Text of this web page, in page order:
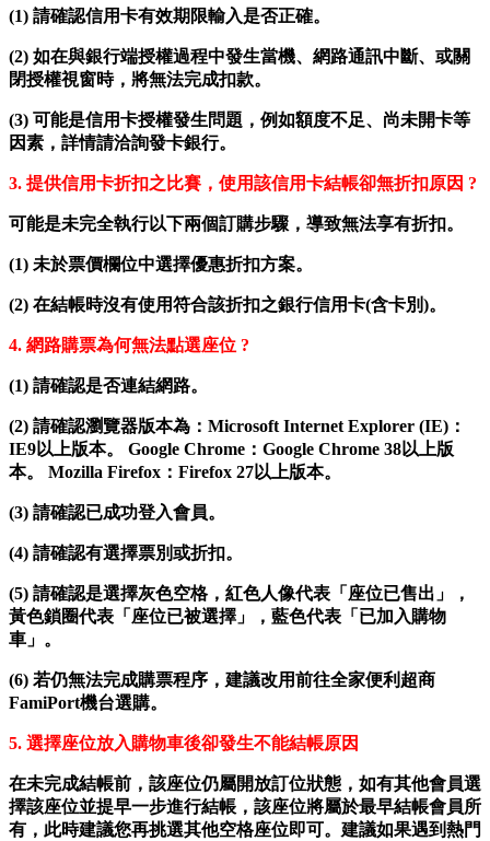
(1) 請確認信用卡有效期限輸入是否正確。
(2) 如在與銀行端授權過程中發生當機、網路通訊中斷、或關
閉授權視窗時，將無法完成扣款。
(3) 可能是信用卡授權發生問題，例如額度不足、尚未開卡等
因素，詳情請洽詢發卡銀行。
3. 提供信用卡折扣之比賽，使用該信用卡結帳卻無折扣原因 ?
可能是未完全執行以下兩個訂購步驟，導致無法享有折扣。
(1) 未於票價欄位中選擇優惠折扣方案。
(2) 在結帳時沒有使用符合該折扣之銀行信用卡(含卡別)。
4. 網路購票為何無法點選座位 ?
(1) 請確認是否連結網路。
(2) 請確認瀏覽器版本為：Microsoft Internet Explorer (IE)：
IE9以上版本。 Google Chrome：Google Chrome 38以上版
本。 Mozilla Firefox：Firefox 27以上版本。
(3) 請確認已成功登入會員。
(4) 請確認有選擇票別或折扣。
(5) 請確認是選擇灰色空格，紅色人像代表「座位已售出」，
黃色鎖圈代表「座位已被選擇」，藍色代表「已加入購物
車」。
(6) 若仍無法完成購票程序，建議改用前往全家便利超商
FamiPort機台選購。
5. 選擇座位放入購物車後卻發生不能結帳原因
在未完成結帳前，該座位仍屬開放訂位狀態，如有其他會員選
擇該座位並提早一步進行結帳，該座位將屬於最早結帳會員所
有，此時建議您再挑選其他空格座位即可。建議如果遇到熱門